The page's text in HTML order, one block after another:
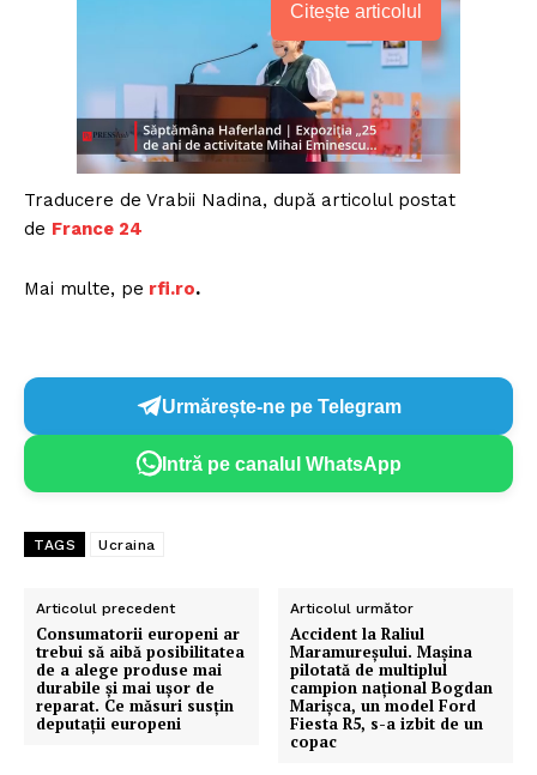
Citește articolul
Traducere de Vrabii Nadina, după articolul postat
de France 24
Mai multe, pe rfi.ro.
Urmărește-ne pe Telegram
Intră pe canalul WhatsApp
TAGS Ucraina
Articolul precedent
Consumatorii europeni ar
trebui să aibă posibilitatea
de a alege produse mai
durabile și mai ușor de
reparat. Ce măsuri susțin
deputații europeni
Articolul următor
Accident la Raliul
Maramureșului. Mașina
pilotată de multiplul
campion național Bogdan
Marișca, un model Ford
Fiesta R5, s-a izbit de un
copac